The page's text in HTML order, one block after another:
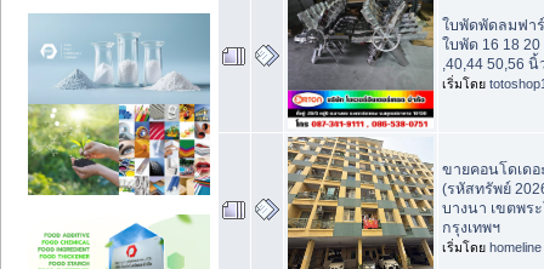
ใบพัดพัดลมฟา
ใบพัด 16 18 20
,40,44 50,56 นิ้
เริ่มโดย
ขายคอนโดเด
(รหัสทรัพย์
บางนา เขตพร
กรุงเทพฯ
เริ่มโดย homeline